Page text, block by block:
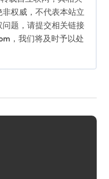
权威，不代表本站立
题，请提交相关链接
，我们将及时予以处